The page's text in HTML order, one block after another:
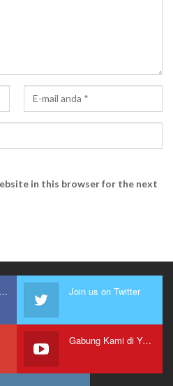
in this browser for the next
Bergabung dengan kami Join us on Twitter
Gabung Kami di Youtube